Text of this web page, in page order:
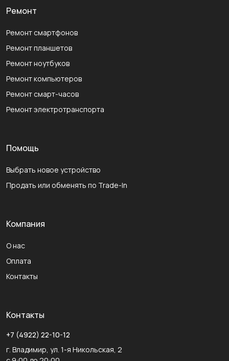
Ремонт
Ремонт смартфонов
Ремонт планшетов
Ремонт ноутбуков
Ремонт компьютеров
Ремонт смарт-часов
Ремонт электротранспорта
Помощь
Выбрать новое устройство
Продать или обменять по Trade-In
Компания
О нас
Оплата
Контакты
Контакты
+7 (4922) 22-10-12
г. Владимир, ул. 1-я Никольская, 2